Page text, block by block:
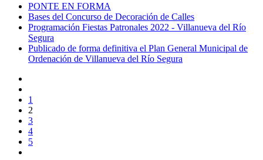
PONTE EN FORMA
Bases del Concurso de Decoración de Calles
Programación Fiestas Patronales 2022 - Villanueva del Río
Segura
Publicado de forma definitiva el Plan General Municipal de
Ordenación de Villanueva del Río Segura
1
2
3
4
5